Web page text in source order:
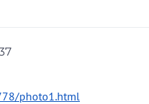
photo1.html